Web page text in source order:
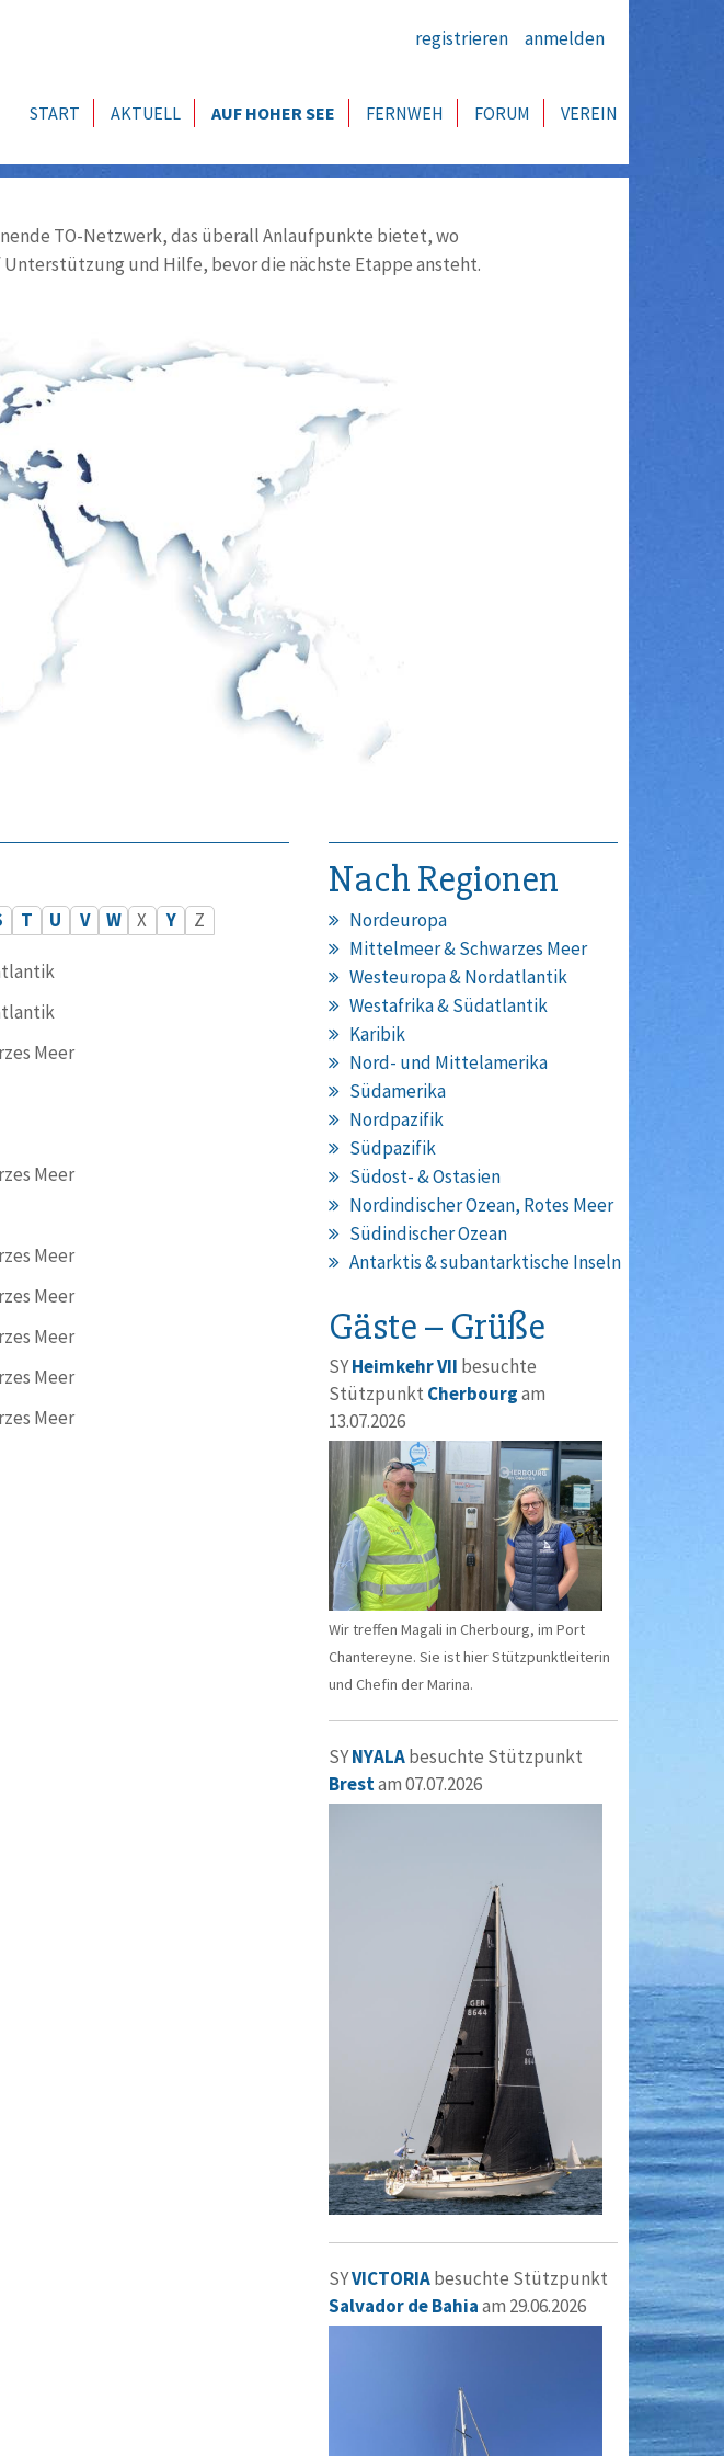
registrieren anmelden
START AKTUELL AUF HOHER SEE FERNWEH FORUM VEREIN
TO-Netzwerk, das überall Anlaufpunkte bietet, wo
und Hilfe, bevor die nächste Etappe ansteht.
T U V W X Y Z
Meer
Meer
Meer
Meer
Meer
Meer
Meer
Nach Regionen
Nordeuropa
Mittelmeer & Schwarzes Meer
Westeuropa & Nordatlantik
Westafrika & Südatlantik
Karibik
Nord- und Mittelamerika
Südamerika
Nordpazifik
Südpazifik
Südost- & Ostasien
Nordindischer Ozean, Rotes Meer
Südindischer Ozean
Antarktis & subantarktische Inseln
Gäste – Grüße
SYHeimkehr VII besuchte
Stützpunkt Cherbourgam
13.07.2026
Wir treffen Magali in Cherbourg, im Port
Chantereyne. Sie ist hier Stützpunktleiterin
und Chefin der Marina.
SYNYALAbesuchte Stützpunkt
Brestam 07.07.2026
SYVICTORIAbesuchte Stützpunkt
Salvador de Bahiaam 29.06.2026